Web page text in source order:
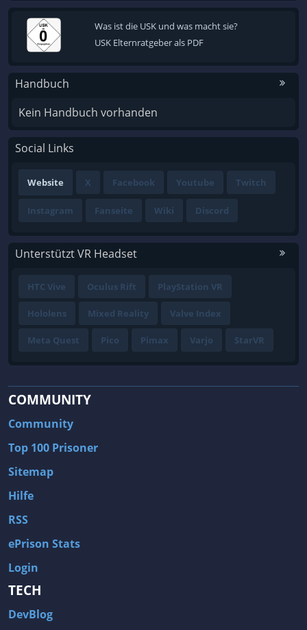
Was ist die USK und was macht sie?
USK Elternratgeber als PDF
Handbuch
Kein Handbuch vorhanden
Social Links
Website X Facebook Youtube Twitch
Instagram Fanseite Wiki Discord
Unterstützt VR Headset
HTC Vive Oculus Rift PlayStation VR
Hololens Mixed Reality Valve Index
Meta Quest Pico Pimax Varjo StarVR
COMMUNITY
Community
Top 100 Prisoner
Sitemap
Hilfe
RSS
ePrison Stats
Login
TECH
DevBlog